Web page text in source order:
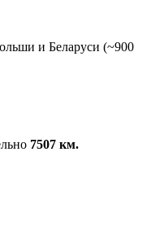
и Беларуси (~900
7507 км.